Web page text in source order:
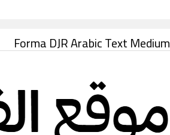
Forma DJR Arabic Text Medium